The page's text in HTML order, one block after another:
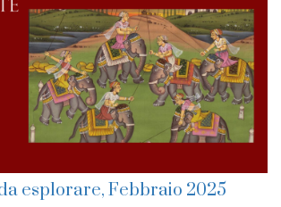
esplorare, Febbraio 2025